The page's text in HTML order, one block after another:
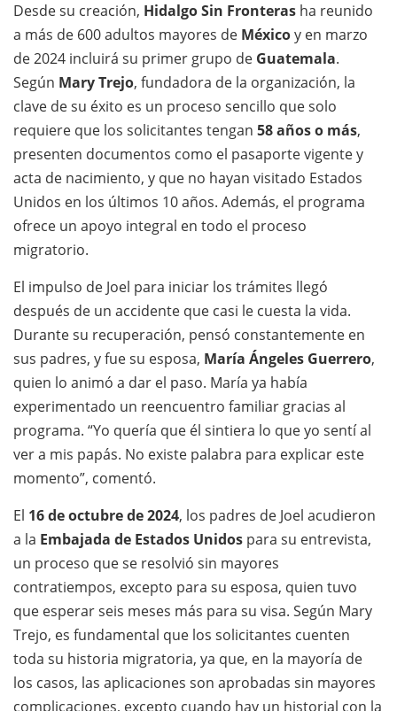
Desde su creación, Hidalgo Sin Fronteras ha reunido
a más de 600 adultos mayores de Méxicoy en marzo
de 2024 incluirá su primer grupo de Guatemala.
Según Mary Trejo, fundadora de la organización, la
clave de su éxito es un proceso sencillo que solo
requiere que los solicitantes tengan 58 años o más,
presenten documentos como el pasaporte vigente y
acta de nacimiento, y que no hayan visitado Estados
Unidos en los últimos 10 años. Además, el programa
ofrece un apoyo integral en todo el proceso
migratorio.
El impulso de Joel para iniciar los trámites llegó
después de un accidente que casi le cuesta la vida.
Durante su recuperación, pensó constantemente en
sus padres, y fue su esposa, María Ángeles Guerrero,
quien lo animó a dar el paso. María ya había
experimentado un reencuentro familiar gracias al
programa. “Yo quería que él sintiera lo que yo sentí al
ver a mis papás. No existe palabra para explicar este
momento”, comentó.
El 16 de octubre de 2024, los padres de Joel acudieron
a la Embajada de Estados Unidos para su entrevista,
un proceso que se resolvió sin mayores
contratiempos, excepto para su esposa, quien tuvo
que esperar seis meses más para su visa. Según Mary
Trejo, es fundamental que los solicitantes cuenten
toda su historia migratoria, ya que, en la mayoría de
los casos, las aplicaciones son aprobadas sin mayores
complicaciones, excepto cuando hay un historial con la